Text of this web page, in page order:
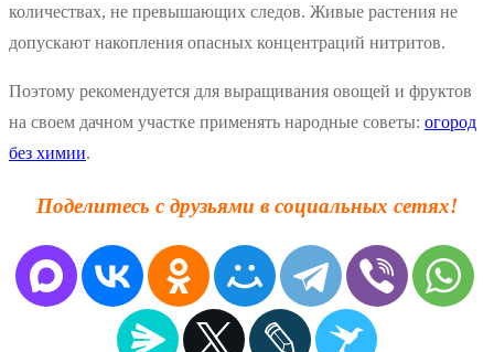
количествах, не превышающих следов. Живые растения не
допускают накопления опасных концентраций нитритов.
Поэтому рекомендуется для выращивания овощей и фруктов
на своем дачном участке применять народные советы: огород
без химии.
Поделитесь с друзьями в социальных сетях!